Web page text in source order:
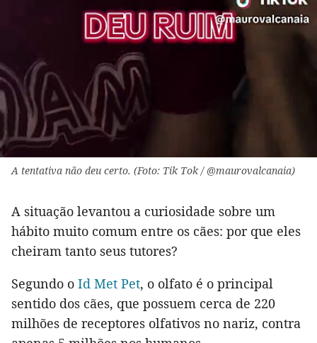
A tentativa não deu certo. (Foto: Tik Tok / @maurovalcanaia)
A situação levantou a curiosidade sobre um
hábito muito comum entre os cães: por que eles
cheiram tanto seus tutores?
Segundo o Id Met Pet, o olfato é o principal
sentido dos cães, que possuem cerca de 220
milhões de receptores olfativos no nariz, contra